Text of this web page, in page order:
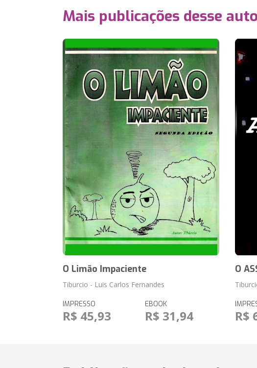
Mais publicações desse
O Limão Impaciente
Tiburcio - Luis Carlos Fernandes
IMPRESSO
R$ 45,93
EBOOK
R$ 31,94
O
R$